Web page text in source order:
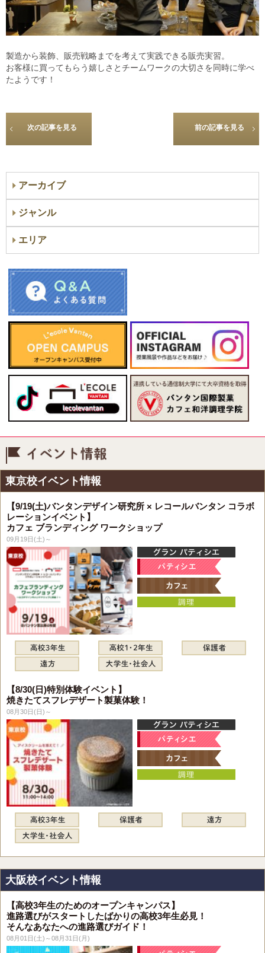
製造から装飾、販売戦略までを考えて実践できる販売実習。
お客様に買ってもらう嬉しさとチームワークの大切さを同時に学べ
たようです！
次の記事を見る 前の記事を見る
アーカイブ
ジャンル
エリア
東京校イベント情報
【9/19(土)バンタンデザイン研究所 × レコールバンタン コラボ
レーションイベント】
カフェ ブランディング ワークショップ
09月19日(土)～
【8/30(日)特別体験イベント】
焼きたてスフレデザート製菓体験！
08月30日(日)～
大阪校イベント情報
【高校3年生のためのオープンキャンパス】
進路選びがスタートしたばかりの高校3年生必見！
そんなあなたへの進路選びガイド！
08月01日(土)～08月31日(月)